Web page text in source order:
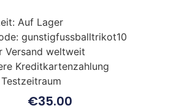
Auf Lager
gunstigfussballtrikot10
Versand weltweit
Kreditkartenzahlung
€35.00